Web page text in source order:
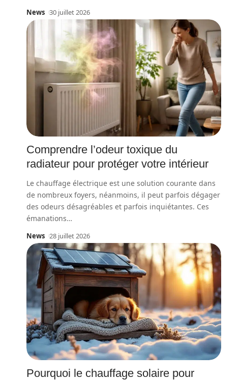
News 30 juillet 2026
Comprendre l’odeur toxique du
radiateur pour protéger votre intérieur
Le chauffage électrique est une solution courante dans
de nombreux foyers, néanmoins, il peut parfois dégager
des odeurs désagréables et parfois inquiétantes. Ces
émanations…
News 28 juillet 2026
Pourquoi le chauffage solaire pour